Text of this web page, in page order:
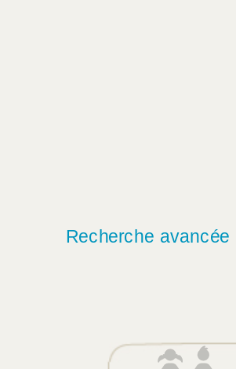
Recherche avancée